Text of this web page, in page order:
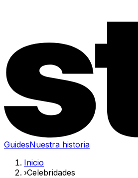
GuidesNuestra historia
Inicio
›Celebridades